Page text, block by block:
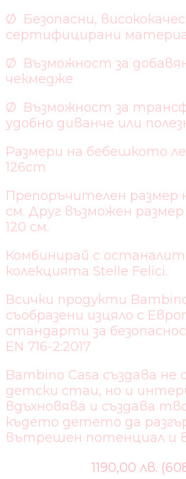
Ø Безопасни,
сертифицирани
Ø Възможност за
чекмедже
Ø Възможност за
удобно диванче или
Размери на бебешкото
126cm
Препоръчителен размер
cм. Друг възможен
120 см.
Комбинирай с
колекцията Stelle Felici.
Всички продукти
съобразени изцяло с
стандарти за
EN 716-2:2017
Bambino Casa създава не
детски стаи, но и
вдъхновява и създава
където детето да
вътрешен потенциал и
1190,00 лв.